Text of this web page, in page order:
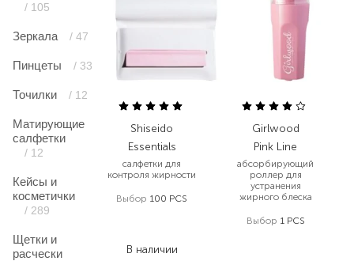
/ 105
Зеркала / 47
Пинцеты / 33
Точилки / 12
Матирующие
салфетки
/ 12
Кейсы и
косметички
/ 289
Щетки и
расчески
Shiseido
Essentials
салфетки для
контроля жирности
Выбор 100 PCS
В наличии
Girlwood
Pink Line
абсорбирующий
роллер для
устранения
жирного блеска
Выбор 1 PCS